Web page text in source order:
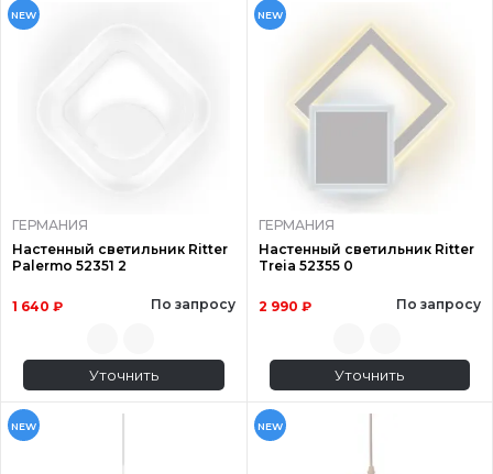
NEW
ГЕРМАНИЯ
Настенный светильник Ritter
Palermo 52351 2
1 640 ₽ По запросу
Уточнить
NEW
ГЕРМАНИЯ
Настенный светильник Ritter
Treia 52355 0
2 990 ₽ По запросу
Уточнить
NEW NEW